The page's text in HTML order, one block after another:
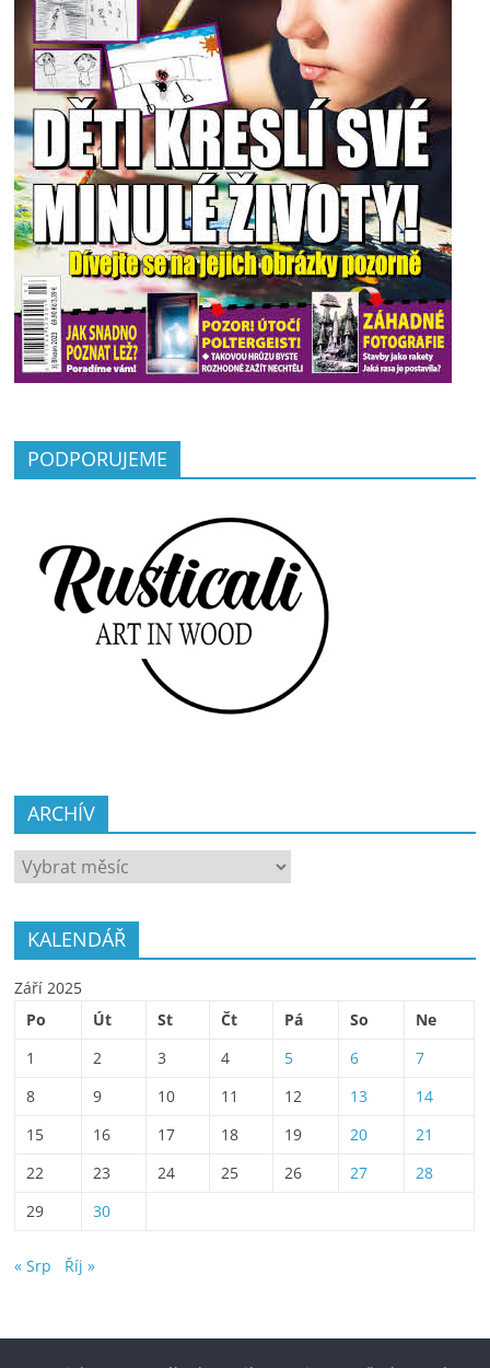
PODPORUJEME
ARCHÍV
ARCHÍV
KALENDÁŘ
Září 2025
Po
Út St Čt Pá So
Ne
1
2 3 4 5 6
7
8
9 10 11 12 13
14
15
16 17 18 19 20
21
22
23 24 25 26 27
28
29
30
« Srp Říj »